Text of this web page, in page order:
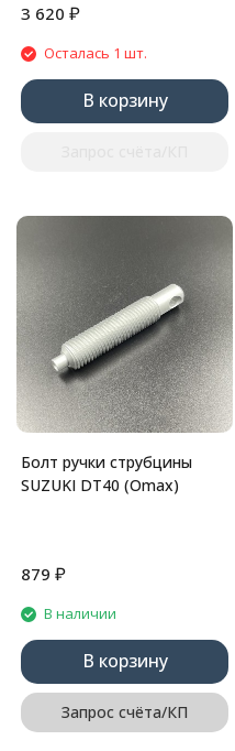
3 620 ₽
Осталась 1 шт.
В корзину
Болт ручки струбцины
SUZUKI DT40 (Omax)
879 ₽
В наличии
В корзину
Запрос счёта/КП